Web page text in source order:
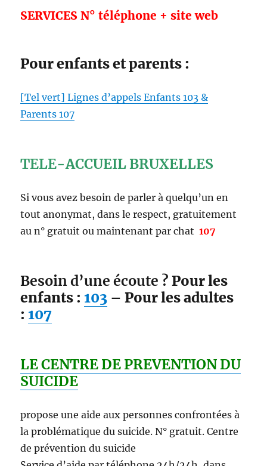
SERVICES N° téléphone + site web
Pour enfants et parents :
[Tel vert] Lignes d’appels Enfants 103 &
Parents 107
TELE-ACCUEIL BRUXELLES
Si vous avez besoin de parler à quelqu’un en
tout anonymat, dans le respect, gratuitement
au n° gratuit ou maintenant par chat 107
Besoin d’une écoute ? Pour les
enfants :103 – Pour les adultes
:107
LE CENTRE DE PREVENTION DU
SUICIDE
propose une aide aux personnes confrontées à
la problématique du suicide. N° gratuit. Centre
de prévention du suicide